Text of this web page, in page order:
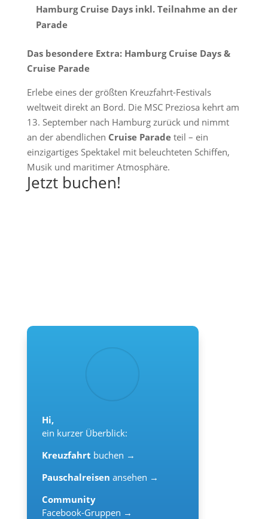
Hamburg Cruise Days inkl. Teilnahme an der
Parade
Das besondere Extra: Hamburg Cruise Days &
Cruise Parade
Erlebe eines der größten Kreuzfahrt-Festivals
weltweit direkt an Bord. Die MSC Preziosa kehrt am
13. September nach Hamburg zurück und nimmt
an der abendlichen Cruise Paradeteil – ein
einzigartiges Spektakel mit beleuchteten Schiffen,
Musik und maritimer Atmosphäre.
Jetzt buchen!
Hi,
ein kurzer Überblick:
Kreuzfahrt buchen →
Pauschalreisen ansehen →
Community
Facebook-Gruppen →